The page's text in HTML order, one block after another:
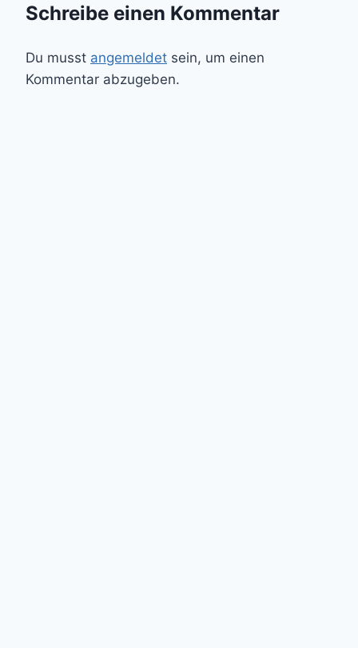
Schreibe einen Kommentar
Du musst angemeldet sein, um einen
Kommentar abzugeben.